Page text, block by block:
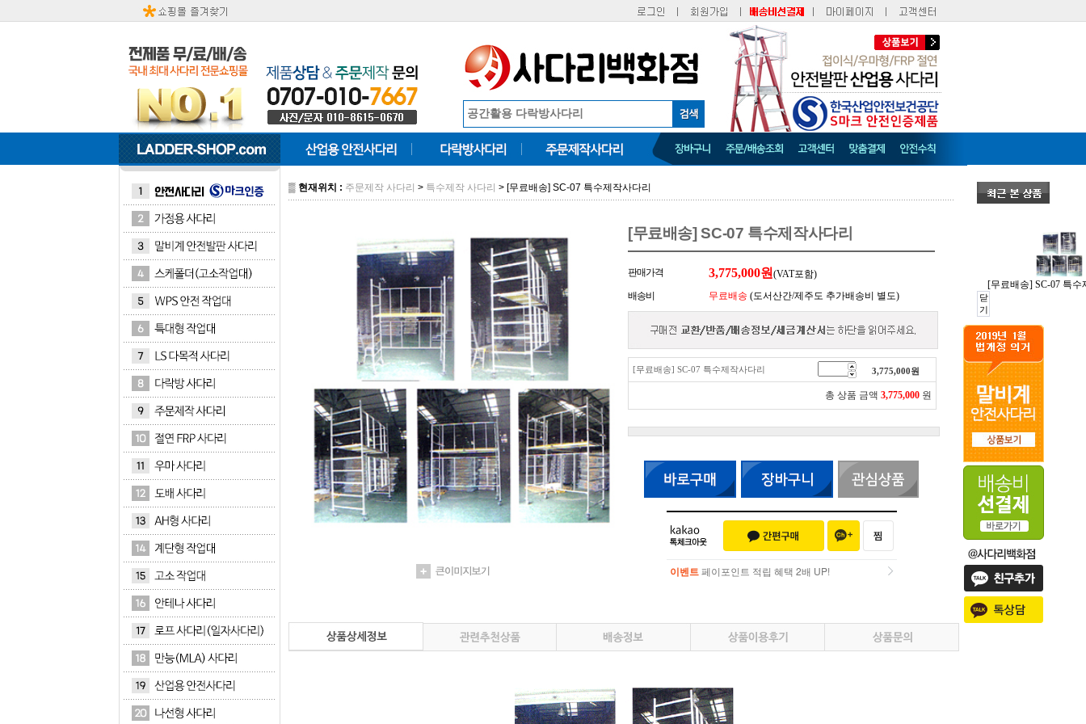
[무료배송] SC-07 특수
닫
기
▒ 현재위치 : 주문제작 사다리 > 특수제작 사다리 > [무료배송] SC-07 특수제작사다리
[무료배송] SC-07 특수제작사다리
판매가격 3,775,000원 (VAT포함)
배송비
무료배송 (도서산간/제주도 추가배송비 별도)
[무료배송] SC-07 특수제작사다리 3,775,000원
총 상품 금액 3,775,000 원
이벤트 페이포인트 적립 혜택 2배 UP!